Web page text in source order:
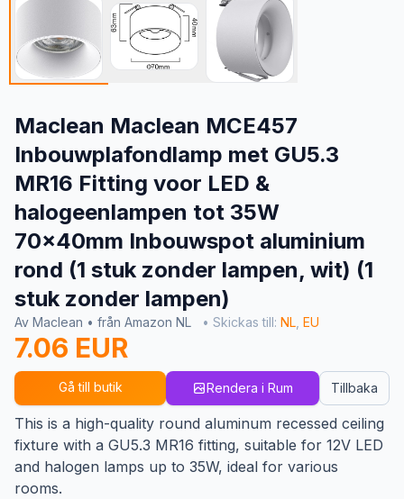
Maclean Maclean MCE457
Inbouwplafondlamp met GU5.3
MR16 Fitting voor LED &
halogeenlampen tot 35W
70x40mm Inbouwspot aluminium
rond (1 stuk zonder lampen, wit) (1
stuk zonder lampen)
Av Maclean • från Amazon NL • Skickas till: NL EU
7.06 EUR
Gå till butik Rendera i Rum Tillbaka
This is a high-quality round aluminum recessed ceiling
fixture with a GU5.3 MR16 fitting, suitable for 12V LED
and halogen lamps up to 35W, ideal for various
rooms.